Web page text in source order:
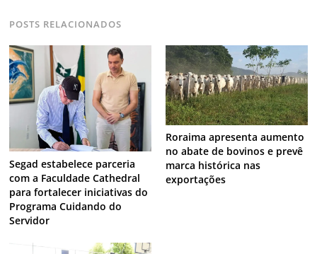
POSTS RELACIONADOS
Segad estabelece parceria
com a Faculdade Cathedral
para fortalecer iniciativas do
Programa Cuidando do
Servidor
Roraima apresenta aumento
no abate de bovinos e prevê
marca histórica nas
exportações